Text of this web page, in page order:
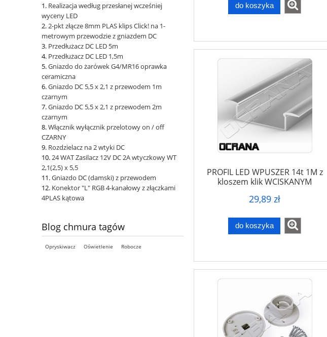
Realizacja według przesłanej wcześniej
wyceny LED
2-pkt złącze 8mm PLAS klips Click! na 1-
metrowym przewodzie z gniazdem DC
Przedłużacz DC LED 5m
Przedłużacz DC LED 1,5m
Gniazdo do żarówek G4/MR16 oprawka
ceramiczna
Gniazdo DC 5,5 x 2,1 z przewodem 1m
czarnym
Gniazdo DC 5,5 x 2,1 z przewodem 2m
czarnym
Włącznik wyłącznik przelotowy on / off
CZARNY
Rozdzielacz na 2 wtyki DC
24 WAT Zasilacz 12V DC 2A wtyczkowy WT
2,1(2,5) x 5,5
Gniazdo DC (damski) z przewodem
Konektor "L" RGB 4-kanałowy z złączkami
4PLAS kątowa
Blog chmura tagów
Opryskiwacz Oświetlenie Robocze
do koszyka
PROFIL LED WPUSZER 14t 1M z
kloszem klik WCISKANYM
29,89 zł
do koszyka